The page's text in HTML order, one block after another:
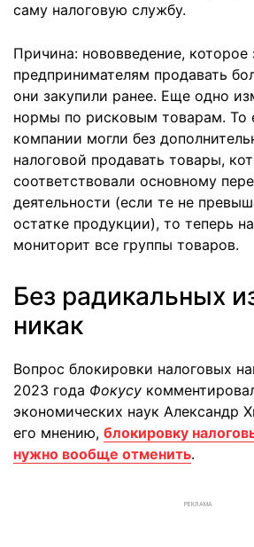
саму налоговую службу.
Причина: нововведение, которое
предпринимателям продавать
они закупили ранее. Еще одно
нормы по рисковым товарам. То
компании могли без
налоговой продавать товары,
соответствовали основному
деятельности (если те не
остатке продукции), то теперь
мониторит все группы товаров.
Без радикальных
никак
Вопрос блокировки налоговых
2023 года Фокусу
экономических наук Александр
его мнению, блокировку
нужно вообще отменить.
РЕКЛАМА